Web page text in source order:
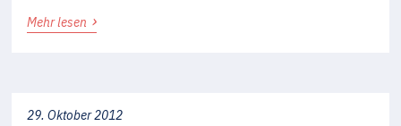
Mehr lesen ›
29. Oktober 2012